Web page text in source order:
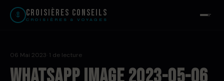
Croisières Conseils
CROISIÈRES & VOYAGES
06 Mai 2023 · 1 de lecture